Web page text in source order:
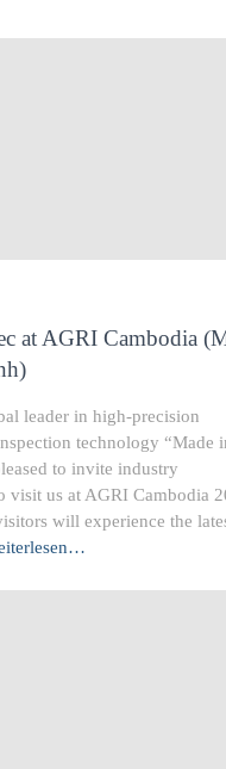
at AGRI Cambodia
leader in high-precision
technology “Made
to invite industry
visit us at AGRI Cambodia
will experience the